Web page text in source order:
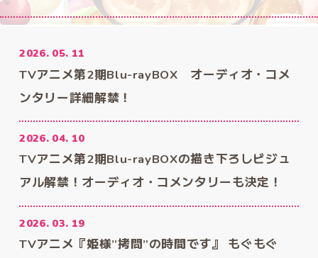
News OnAir
Story
あらすじ
Character
Music
主題歌情報
Staff&Cast
スタッフ&キャスト
Movie
ムービー パッケージ情報
2026. 05. 11
TVアニメ第2期Blu-rayBOX オーディオ・コメ
ンタリー詳細解禁！
2026. 04. 10
TVアニメ第2期Blu-rayBOXの描き下ろしビジュ
アル解禁！オーディオ・コメンタリーも決定！
2026. 03. 19
TVアニメ『姫様”拷問”の時間です』 もぐもぐ